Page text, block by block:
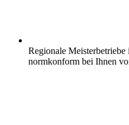
Regionale
normkonform bei Ihnen